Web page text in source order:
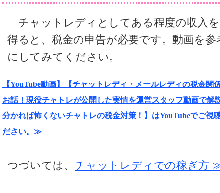
チャットレディとしてある程度の収入を
得ると、税金の申告が必要です。動画を参
にしてみてください。
【YouTube動画】【チャットレディ・メールレディの税金関
お話！現役チャトレが公開した実情を運営スタッフ動画で解
分かれば怖くないチャトレの税金対策！】はYouTubeでご視
ださい。≫
つづいては、 チャットレディでの稼ぎ方